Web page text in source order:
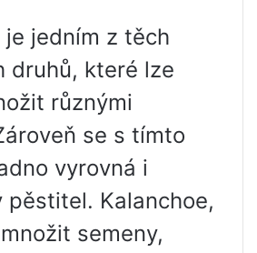
je jedním z těch
druhů, které lze
různými
se s tímto
vyrovná i
pěstitel. Kalanchoe,
semeny,